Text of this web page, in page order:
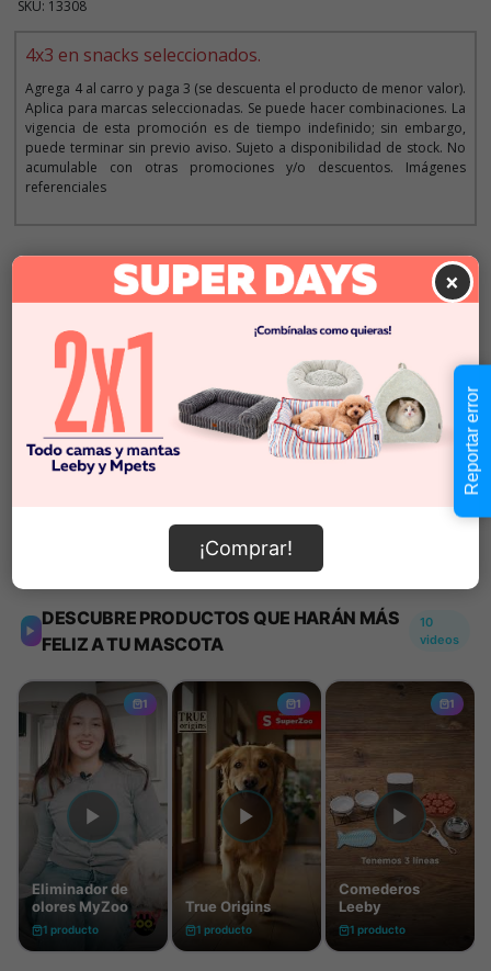
SKU: 13308
4x3 en snacks seleccionados.
Agrega 4 al carro y paga 3 (se descuenta el producto de menor valor).
Aplica para marcas seleccionadas. Se puede hacer combinaciones. La
vigencia de esta promoción es de tiempo indefinido; sin embargo,
puede terminar sin previo aviso. Sujeto a disponibilidad de stock. No
acumulable con otras promociones y/o descuentos. Imágenes
referenciales
Descripción
- +
$2.490
En Stock
Añadir al carrito
×
¡Comprar!
Reportar error